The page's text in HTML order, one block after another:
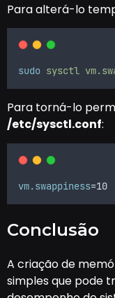
Para alterá-lo
sudo sysctl
Para torná-lo
/etc/sysctl.conf:
vm.swappiness=10
Conclusão
A criação de
simples que pode